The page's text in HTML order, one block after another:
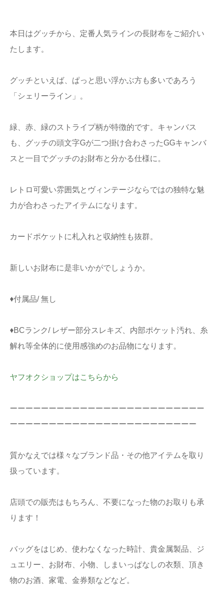
本日はグッチから、定番人気ラインの長財布をご紹介い
たします。
グッチといえば、ぱっと思い浮かぶ方も多いであろう
「シェリーライン」。
緑、赤、緑のストライプ柄が特徴的です。キャンバス
も、グッチの頭文字Gが二つ掛け合わさったGGキャンバ
スと一目でグッチのお財布と分かる仕様に。
レトロ可愛い雰囲気とヴィンテージならではの独特な魅
力が合わさったアイテムになります。
カードポケットに札入れと収納性も抜群。
新しいお財布に是非いかがでしょうか。
♦付属品/ 無し
♦BCランク/ レザー部分スレキズ、内部ポケット汚れ、糸
解れ等全体的に使用感強めのお品物になります。
ヤフオクショップはこちらから
ーーーーーーーーーーーーーーーーーーーーーーーーー
ーーーーーーーーーーーーーーーーーーーーーーーー
質かなえでは様々なブランド品・その他アイテムを取り
扱っています。
店頭での販売はもちろん、不要になった物のお取りも承
ります！
バッグをはじめ、使わなくなった時計、貴金属製品、ジ
ュエリー、お財布、小物、しまいっぱなしの衣類、頂き
物のお酒、家電、金券類などなど。